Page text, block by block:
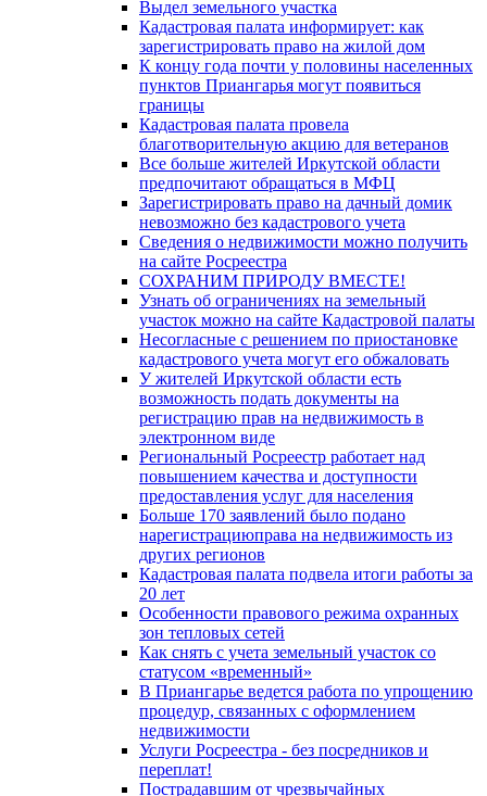
Выдел земельного участка
Кадастровая палата информирует: как
зарегистрировать право на жилой дом
К концу года почти у половины населенных
пунктов Приангарья могут появиться
границы
Кадастровая палата провела
благотворительную акцию для ветеранов
Все больше жителей Иркутской области
предпочитают обращаться в МФЦ
Зарегистрировать право на дачный домик
невозможно без кадастрового учета
Сведения о недвижимости можно получить
на сайте Росреестра
СОХРАНИМ ПРИРОДУ ВМЕСТЕ!
Узнать об ограничениях на земельный
участок можно на сайте Кадастровой палаты
Несогласные с решением по приостановке
кадастрового учета могут его обжаловать
У жителей Иркутской области есть
возможность подать документы на
регистрацию прав на недвижимость в
электронном виде
Региональный Росреестр работает над
повышением качества и доступности
предоставления услуг для населения
Больше 170 заявлений было подано
нарегистрациюправа на недвижимость из
других регионов
Кадастровая палата подвела итоги работы за
20 лет
Особенности правового режима охранных
зон тепловых сетей
Как снять с учета земельный участок со
статусом «временный»
В Приангарье ведется работа по упрощению
процедур, связанных с оформлением
недвижимости
Услуги Росреестра - без посредников и
переплат!
Пострадавшим от чрезвычайных